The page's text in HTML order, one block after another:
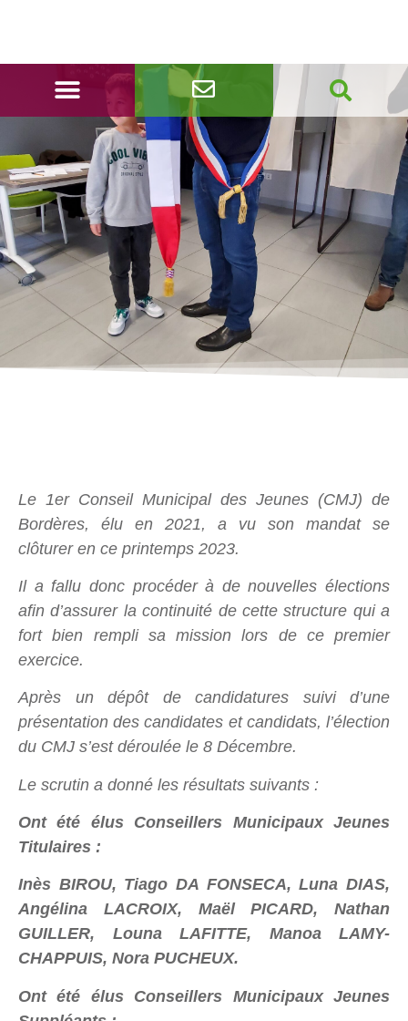
Le 1er Conseil Municipal des Jeunes (CMJ) de
Bordères, élu en 2021, a vu son mandat se
clôturer en ce printemps 2023.
Il a fallu donc procéder à de nouvelles élections
afin d’assurer la continuité de cette structure qui a
fort bien rempli sa mission lors de ce premier
exercice.
Après un dépôt de candidatures suivi d’une
présentation des candidates et candidats, l’élection
du CMJ s’est déroulée le 8 Décembre.
Le scrutin a donné les résultats suivants :
Ont été élus Conseillers Municipaux Jeunes
Titulaires :
Inès BIROU, Tiago DA FONSECA, Luna DIAS,
Angélina LACROIX, Maël PICARD, Nathan
GUILLER, Louna LAFITTE, Manoa LAMY-
CHAPPUIS, Nora PUCHEUX.
Ont été élus Conseillers Municipaux Jeunes